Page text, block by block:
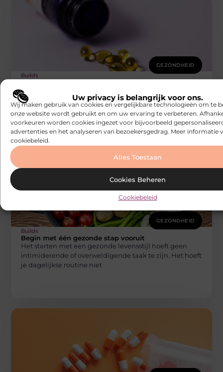
Uw privacy is belangrijk voor ons.
Wij maken gebruik van cookies en vergelijkbare technologieën om te
onze website wordt gebruikt en om uw ervaring te verbeteren.
voorkeuren worden cookies ingezet voor bijvoorbeeld
advertenties en het analyseren van bezoekersgedrag. Meer informatie
cookiebeleid.
Alles Toestaan
Cookies Beheren
Cookiebeleid
GEZONDHEID
Builds
magnesium je slaapkwaliteit kan
verbeteren
Al wil je voedingssupplementen kopen om je algehele
gezondheid te verbeteren, is magnesium een
uitstekende keuze, vooral als het gaat
GEZONDHEID
Builds
Begin met één gezonde stap vooruit
Het starten met een gezonde levensstijl hoeft geen
intimiderende of overweldigende taak te zijn. Het hoeft
je dagelijkse routine niet